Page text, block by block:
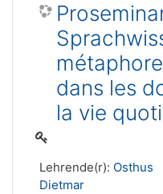
dans les
la vie
Lehrende(r): Osthus
Dietmar